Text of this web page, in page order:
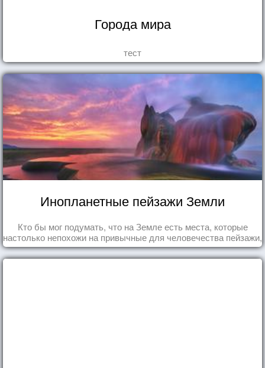
Города мира
тест
Инопланетные пейзажи Земли
Кто бы мог подумать, что на Земле есть места, которые
настолько непохожи на привычные для человечества пейзажи,
что кажутся и вовсе инопланетными!